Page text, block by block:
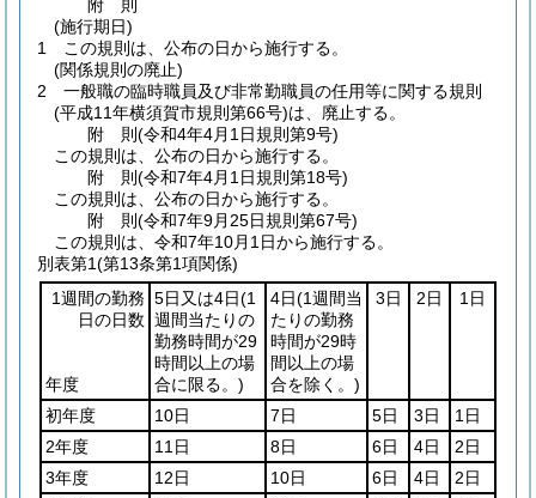
附 則
(施行期日)
1
この規則は、公布の日から施行する。
(関係規則の廃止)
2
一般職の臨時職員及び非常勤職員の任用等に関する規則
(平成11年横須賀市規則第66号)は、廃止する。
附 則(令和4年4月1日規則第9号)
この規則は、公布の日から施行する。
附 則(令和7年4月1日規則第18号)
この規則は、公布の日から施行する。
附 則(令和7年9月25日規則第67号)
この規則は、令和7年10月1日から施行する。
別表第1(第13条第1項関係)
1週間の勤務
日の日数
年度
5日又は4日(1
週間当たりの
勤務時間が29
時間以上の場
合に限る。)
4日(1週間当
たりの勤務
時間が29時
間以上の場
合を除く。)
3日 2日 1日
初年度 10日 7日 5日 3日
1日
2年度
11日 8日 6日 4日
2日
3年度
12日 10日 6日 4日
2日